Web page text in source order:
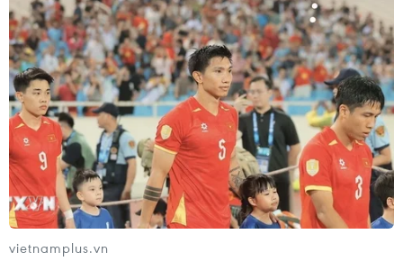
17/03/2022 06:53
Chuyến thăm nhà máy sản xuất vật liệu bán dẫn ở
Auburn của đại diện thương mại Mỹ và Hàn Quốc diễn
ra một ngày sau khi hai nước kỷ niệm 10 năm thực thi
hiệp định thương mại tự do song phương.
vietnamplus.vn